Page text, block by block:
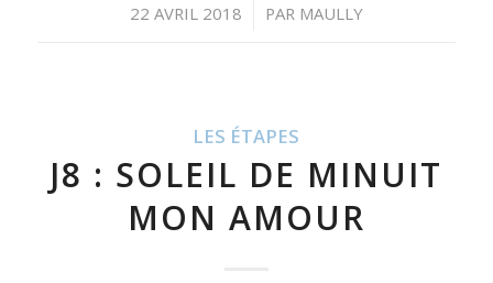
22 AVRIL 2018
/ PAR MAULLY
LES ÉTAPES
J8 : SOLEIL DE MINUIT
MON AMOUR